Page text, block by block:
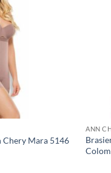
Chery Mara 5146
ANN